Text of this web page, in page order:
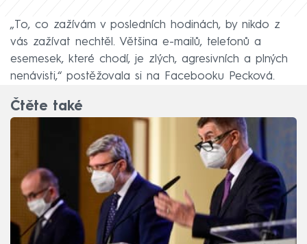
„To, co zažívám v posledních hodinách, by nikdo z
vás zažívat nechtěl. Většina e-mailů, telefonů a
esemesek, které chodí, je zlých, agresivních a plných
nenávisti,“ postěžovala si na Facebooku Pecková.
Čtěte také